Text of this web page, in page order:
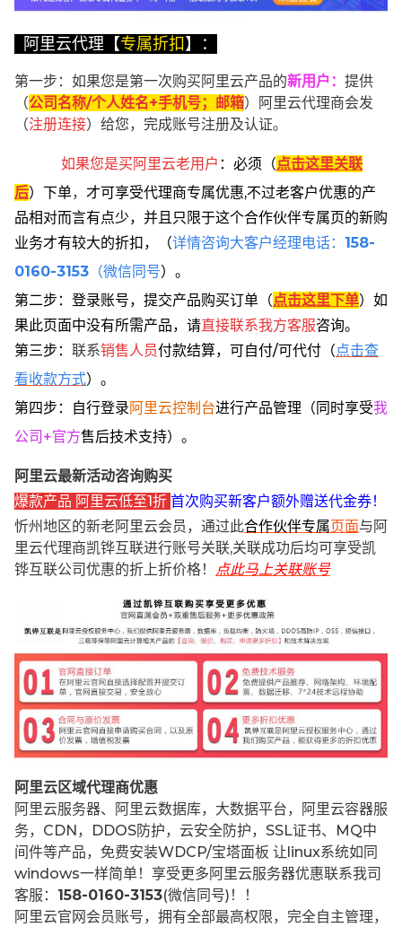
阿里云代理【专属折扣】：
第一步：如果您是第一次购买阿里云产品的新用户 ： 提供
（公司名称/个人姓名+手机号；邮箱）阿里云代理商会发
（注册连接）给您，完成账号注册及认证。
如果您是买阿里云老用户 ： 必须 （点击这里关联
后） 下单， 才可享受代理商专属优惠,不过老客户优惠的产
品相对而言有点少，并且只限于这个合作伙伴专属页的新购
业务才有较大的折扣，
（详情咨询大客户经理电话： 158-
0160-3153 （微信同号）。
第二步：登录账号，提交产品购买订单（点击这里下单） 如
果此页面中没有所需产品，请直接联系我方客服咨询。
第三步： 联系销售人员付款结算，可自付/可代付（点击查
看收款方式）。
第四步：自行登录阿里云控制台进行产品管理（同时享受我
公司+官方售后技术支持）。
阿里云最新活动咨询购买
爆款产品 阿里云低至1折 首次购买新客户额外赠送代金券！
忻州地区的新老阿里云会员，通过此合作伙伴专属页面与阿
里云代理商凯铧互联进行账号关联,关联成功后均可享受凯
铧互联公司优惠的折上折价格！
点此马上关联账号
阿里云区域代理商优惠
阿里云服务器、阿里云数据库，大数据平台，阿里云容器服
务，CDN，DDOS防护，云安全防护，SSL证书、MQ中
间件等产品，免费安装WDCP/宝塔面板 让 linux系统如同
windows一样简单！享受更多阿里云服务器优惠联系我司
客服： 158-0160-3153(微信同号)！！
阿里云官网会员账号，拥有全部最高权限，完全自主管理，